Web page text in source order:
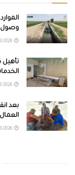
وصول
تأهيل
العمال